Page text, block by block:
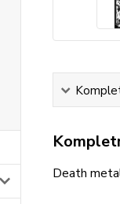
Death